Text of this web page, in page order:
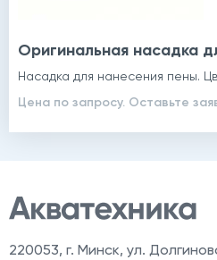
Оригинальная насадка
Насадка для нанесения пены.
Цена по запросу. Оставьте
220053, г. Минск, ул.